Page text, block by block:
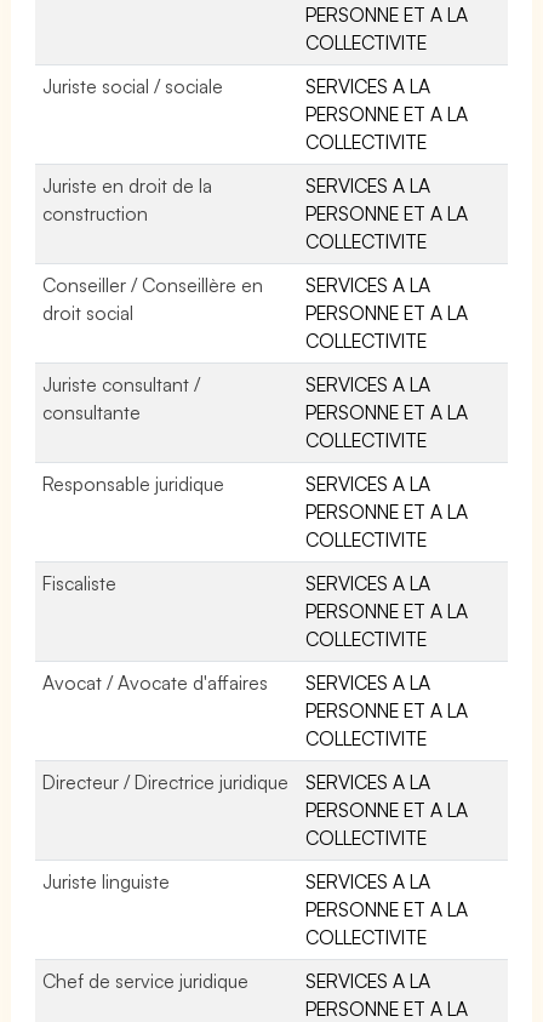
PERSONNE ET A LA
COLLECTIVITE
Juriste social / sociale
SERVICES A LA
PERSONNE ET A LA
COLLECTIVITE
Juriste en droit de la
construction
SERVICES A LA
PERSONNE ET A LA
COLLECTIVITE
Conseiller / Conseillère en
droit social
SERVICES A LA
PERSONNE ET A LA
COLLECTIVITE
Juriste consultant /
consultante
SERVICES A LA
PERSONNE ET A LA
COLLECTIVITE
Responsable juridique
SERVICES A LA
PERSONNE ET A LA
COLLECTIVITE
Fiscaliste
SERVICES A LA
PERSONNE ET A LA
COLLECTIVITE
Avocat / Avocate d'affaires
SERVICES A LA
PERSONNE ET A LA
COLLECTIVITE
Directeur / Directrice juridique
SERVICES A LA
PERSONNE ET A LA
COLLECTIVITE
Juriste linguiste
SERVICES A LA
PERSONNE ET A LA
COLLECTIVITE
Chef de service juridique
SERVICES A LA
PERSONNE ET A LA